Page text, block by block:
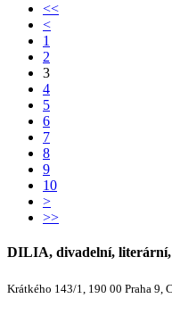
<<
<
1
2
3
4
5
6
7
8
9
10
>
>>
DILIA, divadelní, literární,
Krátkého 143/1, 190 00 Praha 9,